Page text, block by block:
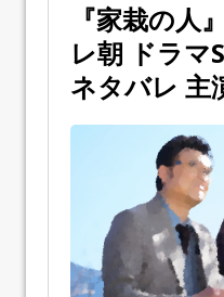
『家栽の人
レ朝 ドラマ
ネタバレ 主